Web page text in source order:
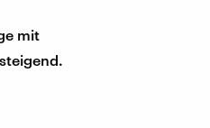
mit